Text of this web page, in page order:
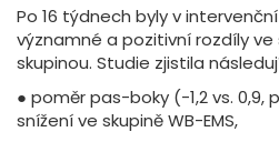
Po 16 týdnech byly v
významné a pozitivní rozdíly
skupinou. Studie zjistila
● poměr pas-boky (-1,2 vs. 0,9,
snížení ve skupině WB-EMS,